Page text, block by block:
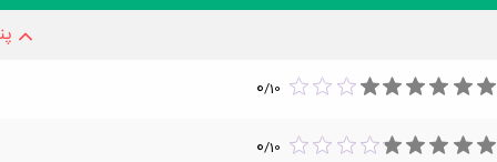
0/10
0/10